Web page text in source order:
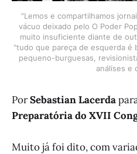
"Lemos e compartilhamos
vácuo deixado pelo O Poder
muito insuficiente diante de
"tudo que pareça de esquerda é
pequeno-burguesas,
análises e
PorSebastian Lacerda
Preparatória do XVII
Muito já foi dito, com